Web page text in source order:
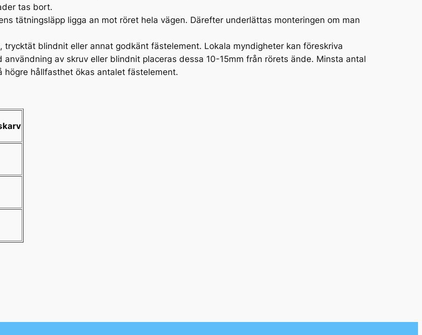
tas bort.
tätningsläpp ligga an mot röret hela vägen. Därefter underlättas monteringen om man
trycktät blindnit eller annat godkänt fästelement. Lokala myndigheter kan föreskriva
av skruv eller blindnit placeras dessa 10-15mm från rörets ände. Minsta antal
hållfasthet ökas antalet fästelement.